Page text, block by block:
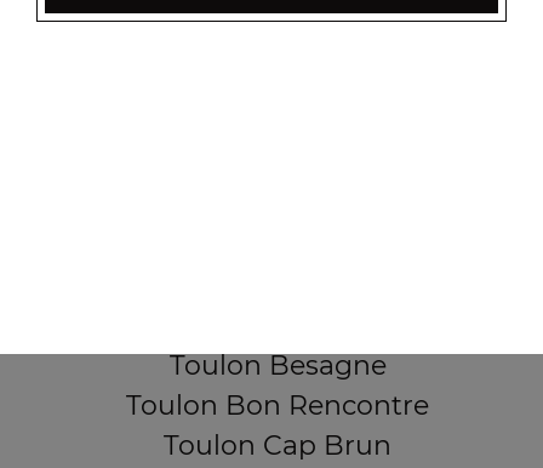
Toulon Besagne
Toulon Bon Rencontre
Toulon Cap Brun